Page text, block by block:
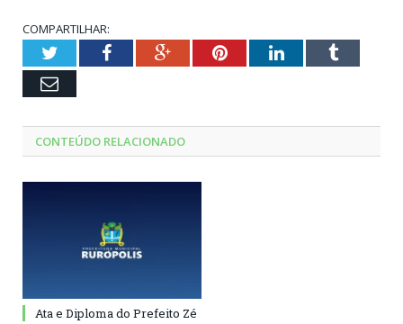
COMPARTILHAR:
TwitterFacebookGoogle+PinterestLinkedInTumblr
Email
CONTEÚDO RELACIONADO
Ata e Diploma do Prefeito Zé